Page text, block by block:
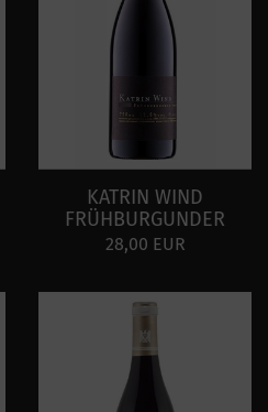
KATRIN WIND
FRÜHBURGUNDER
28,00 EUR